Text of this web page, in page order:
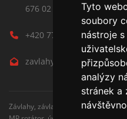
Tyto
soubory
nástroje
analýzy
stránek a
676 02 Moravské
+420 777 780 938
zavlahy@hmbuilding.cz
Závlahy, závlahové systémy, AZS,